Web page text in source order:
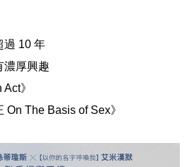
過 10 年
濃厚興趣
》
The Basis of Sex》